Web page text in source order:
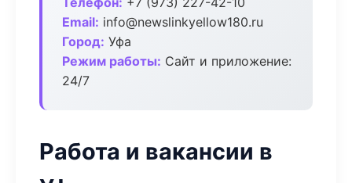
Email: info@newslinkyellow180.ru
Город: Уфа
Режим работы: Сайт и приложение:
24/7
Работа и вакансии в